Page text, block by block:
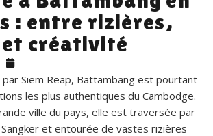
: entre rizières,
créativité
Siem Reap, Battambang est pourtant
les plus authentiques du Cambodge.
ville du pays, elle est traversée par
et entourée de vastes rizières